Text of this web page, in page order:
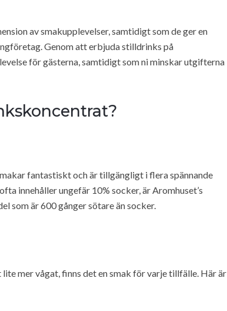
av smakupplevelser, samtidigt som de ger en
Genom att erbjuda stilldrinks på
för gästerna, samtidigt som ni minskar utgifterna
fantastiskt och är tillgängligt i flera spännande
innehåller ungefär 10% socker, är Aromhuset’s
som är 600 gånger sötare än socker.
mer vågat, finns det en smak för varje tillfälle. Här är